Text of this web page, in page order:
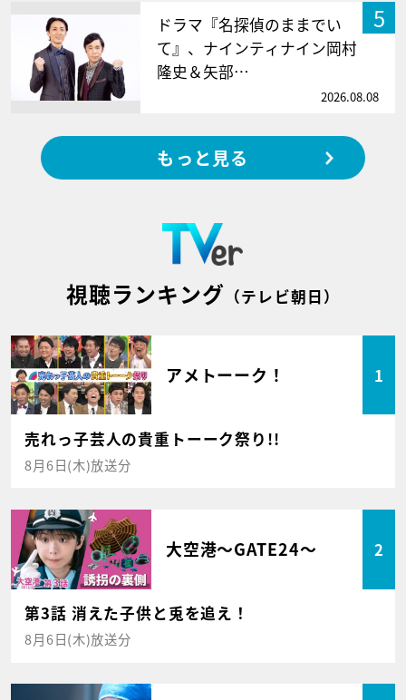
5
ドラマ『名探偵のままでい
て』、ナインティナイン岡村
隆史＆矢部…
2026.08.08
もっと見る
視聴ランキング （テレビ朝日）
アメトーーク！ 1
売れっ子芸人の貴重トーーク祭り!!
8月6日(木)放送分
大空港～GATE24～ 2
第3話 消えた子供と兎を追え！
8月6日(木)放送分